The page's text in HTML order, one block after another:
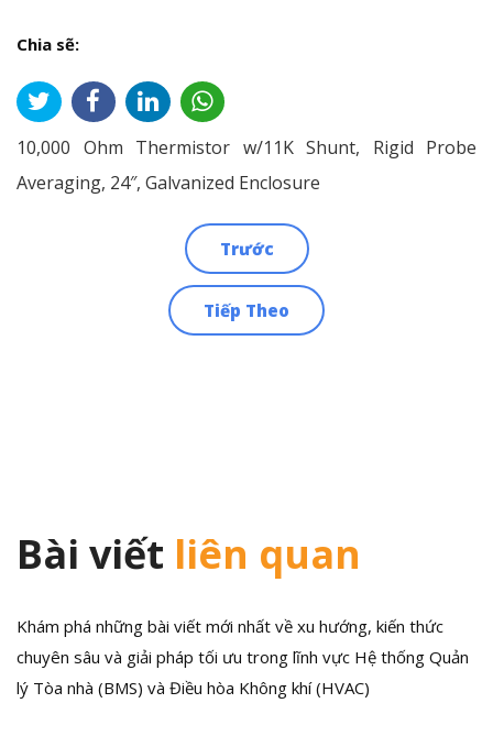
Chia sẽ:
10,000 Ohm Thermistor w/11K Shunt, Rigid Probe
Averaging, 24″, Galvanized Enclosure
Trước
Tiếp Theo
Bài viết liên quan
Khám phá những bài viết mới nhất về xu hướng, kiến thức
chuyên sâu và giải pháp tối ưu trong lĩnh vực Hệ thống Quản
lý Tòa nhà (BMS) và Điều hòa Không khí (HVAC)